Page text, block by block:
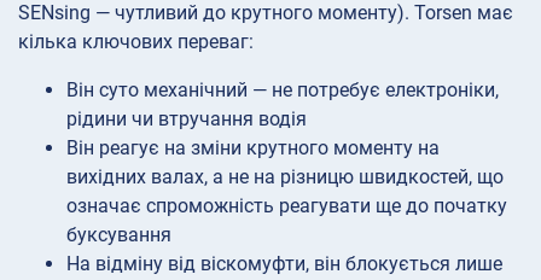
SENsing — чутливий до крутного моменту). Torsen має
кілька ключових переваг:
Він суто механічний — не потребує електроніки,
рідини чи втручання водія
Він реагує на зміни крутного моменту на
вихідних валах, а не на різницю швидкостей, що
означає спроможність реагувати ще до початку
буксування
На відміну від віскомуфти, він блокується лише